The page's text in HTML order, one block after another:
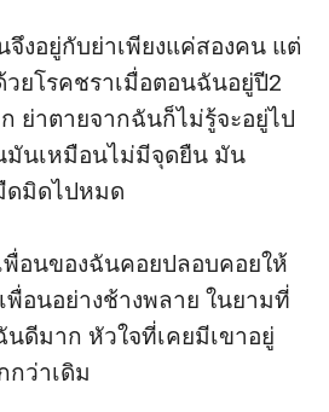
งอยู่กับย่าเพียงแค่สองคน แต่
ยโรคชราเมื่อตอนฉันอยู่ปี2
ย่าตายจากฉันก็ไม่รู้จะอยู่ไป
มันเหมือนไม่มีจุดยืน มัน
ดมิดไปหมด
พื่อนของฉันคอยปลอบคอยให้
พื่อนอย่างช้างพลาย ในยามที่
ดีมาก หัวใจที่เคยมีเขาอยู่
กว่าเดิม